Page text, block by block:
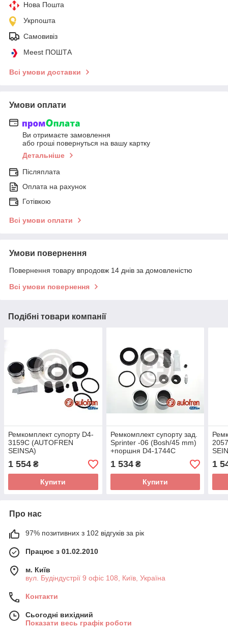
Нова Пошта
Укрпошта
Самовивіз
Meest ПОШТА
Всі умови доставки
Умови оплати
Ви отримаєте замовлення
або гроші повернуться на вашу картку
Детальніше
Післяплата
Оплата на рахунок
Готівкою
Всі умови оплати
Умови повернення
Повернення товару впродовж 14 днів за домовленістю
Всі умови повернення
Подібні товари компанії
Ремкомплект супорту D4-
3159C (AUTOFREN
SEINSA)
1 554 ₴
Купити
Ремкомплект супорту зад.
Sprinter -06 (Bosh/45 mm)
+поршня D4-1744C
(AUTOFREN SEINSA)
1 534₴
Купити
1
Про нас
97% позитивних з 102 відгуків за рік
Працює з 01.02.2010
м. Київ
вул. Будіндустрії 9 офіс 108, Київ, Україна
Контакти
Сьогодні вихідний
Показати весь графік роботи